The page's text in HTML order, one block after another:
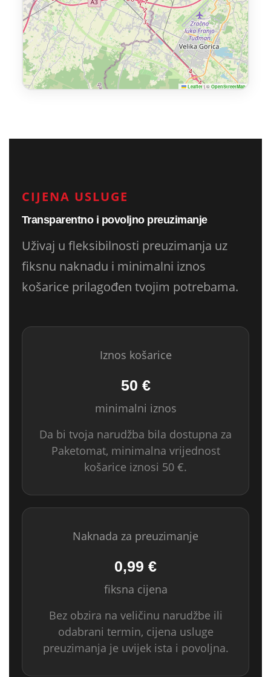
Leaflet |© OpenStreetMap
CIJENA USLUGE
Transparentno i povoljno preuzimanje
Uživaj u fleksibilnosti preuzimanja uz
fiksnu naknadu i minimalni iznos
košarice prilagođen tvojim potrebama.
Iznos košarice
50 €
minimalni iznos
Da bi tvoja narudžba bila dostupna za
Paketomat, minimalna vrijednost
košarice iznosi 50 €.
Naknada za preuzimanje
0,99 €
fiksna cijena
Bez obzira na veličinu narudžbe ili
odabrani termin, cijena usluge
preuzimanja je uvijek ista i povoljna.